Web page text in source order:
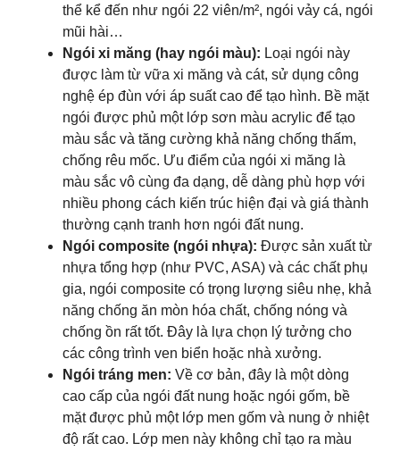
thể kể đến như ngói 22 viên/m², ngói vảy cá, ngói
mũi hài…
Ngói xi măng (hay ngói màu): Loại ngói này
được làm từ vữa xi măng và cát, sử dụng công
nghệ ép đùn với áp suất cao để tạo hình. Bề mặt
ngói được phủ một lớp sơn màu acrylic để tạo
màu sắc và tăng cường khả năng chống thấm,
chống rêu mốc. Ưu điểm của ngói xi măng là
màu sắc vô cùng đa dạng, dễ dàng phù hợp với
nhiều phong cách kiến trúc hiện đại và giá thành
thường cạnh tranh hơn ngói đất nung.
Ngói composite (ngói nhựa): Được sản xuất từ
nhựa tổng hợp (như PVC, ASA) và các chất phụ
gia, ngói composite có trọng lượng siêu nhẹ, khả
năng chống ăn mòn hóa chất, chống nóng và
chống ồn rất tốt. Đây là lựa chọn lý tưởng cho
các công trình ven biển hoặc nhà xưởng.
Ngói tráng men: Về cơ bản, đây là một dòng
cao cấp của ngói đất nung hoặc ngói gốm, bề
mặt được phủ một lớp men gốm và nung ở nhiệt
độ rất cao. Lớp men này không chỉ tạo ra màu